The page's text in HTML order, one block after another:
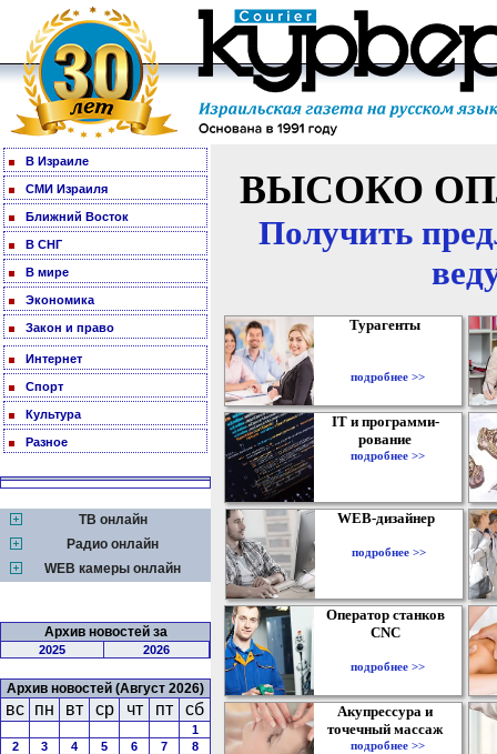
В Израиле
СМИ Израиля
Ближний Восток
В СНГ
В мире
Экономика
Закон и право
Интернет
Спорт
Культура
Разное
ТВ онлайн
Радио онлайн
WEB камеры онлайн
Архив новостей за
2025 2026
Архив новостей (Август 2026)
вс пн вт ср чт пт сб
1
2
3 4 5 6 7
8
ВЫСОКО
Получить
Турагенты
подробнее >>
IT и программи-
рование
подробнее >>
WEB-дизайнер
подробнее >>
Оператор станков
CNC
подробнее >>
Акупрессура и
точечный массаж
подробнее >>